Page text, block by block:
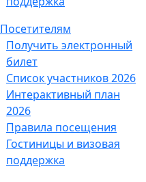
Посетителям
Получить электронный
билет
Список участников 2026
Интерактивный план
2026
Правила посещения
Гостиницы и визовая
поддержка